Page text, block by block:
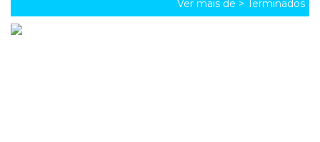
Ver mais de > Terminados